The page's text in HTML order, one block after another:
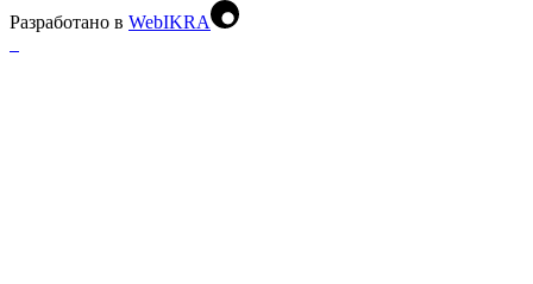
Разработано в WebIKRA